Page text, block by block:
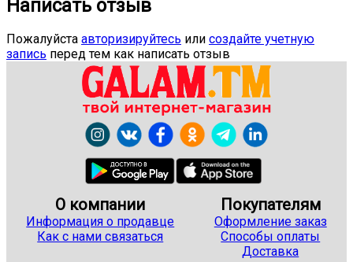
Написать отзыв
Пожалуйста авторизируйтесь или создайте учетную
запись перед тем как написать отзыв
О компании
Информация о продавце
Как с нами связаться
Покупателям
Оформление заказ
Способы оплаты
Доставка